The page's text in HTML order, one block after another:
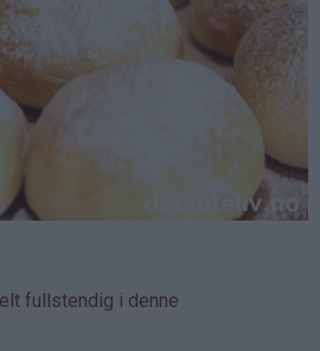
fullstendig i denne